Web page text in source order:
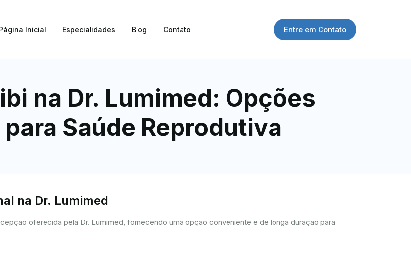
Página Inicial Especialidades Blog Contato Entre em Contato
na Dr. Lumimed: Opções
Saúde Reprodutiva
na Dr. Lumimed
oferecida pela Dr. Lumimed, fornecendo uma opção conveniente e de longa duração para